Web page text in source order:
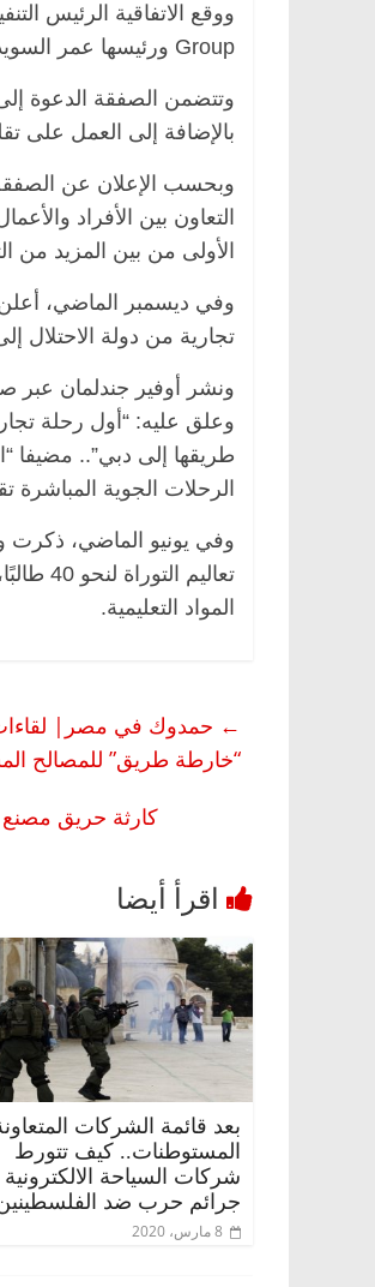
Group ورئيسها عمر السويدي.
وتتضمن الصفقة الدعوة
بالإضافة إلى العمل على
وبحسب الإعلان عن
التعاون بين الأفراد
الأولى من بين المزيد من
وفي ديسمبر الماضي، أعلن
تجارية من دولة الاحتلال
ونشر أوفير جندلمان عبر
وعلق عليه: “أول رحلة
طريقها إلى دبي”.. مضيفا
الرحلات الجوية المباشرة
وفي يونيو الماضي، ذكرت
المواد التعليمية.
← حمدوك في مصر|
“خارطة طريق” للمصالح
كارثة حريق مصنع العبور.. وفاة 20 عاملا وإصابة 24
بعد قائمة الشركات
المستوطنات.. كيف تتورط
شركات السياحة
جرائم حرب ضد
8 مارس، 2020
ناس وناس
عبدالخالق فاروق.. خبير اقتصادي
بذكرى ميلاده وحيداً على أبواب